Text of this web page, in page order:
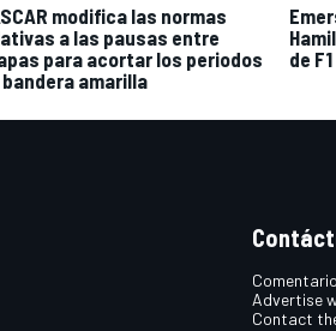
modifica las normas
a las pausas entre
para acortar los periodos
bandera amarilla
de
Advertise
Contact